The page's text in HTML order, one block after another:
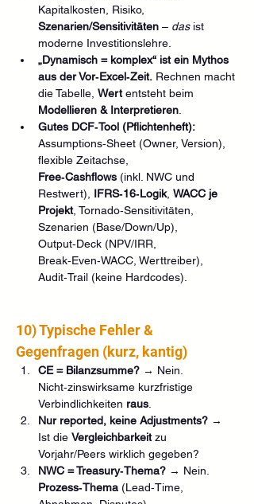
Kapitalkosten, Risiko,
Szenarien/Sensitivitäten – das ist
moderne Investitionslehre.
„Dynamisch = komplex“ ist ein Mythos
aus der Vor‑Excel‑Zeit. Rechnen macht
die Tabelle, Wert entsteht beim
Modellieren & Interpretieren
Gutes DCF‑Tool (Pflichtenheft):
Assumptions‑Sheet (Owner, Version),
flexible Zeitachse,
Free‑Cashflows (inkl. NWC und
Restwert), IFRS‑16‑Logik, WACC je
Projekt, Tornado‑Sensitivitäten,
Szenarien (Base/Down/Up),
Output‑Deck (NPV/IRR,
Break‑Even‑WACC, Werttreiber),
Audit‑Trail (keine Hardcodes).
10) Typische Fehler &
Gegenfragen (kurz, kantig)
CE = Bilanzsumme? → Nein.
Nicht‑zinswirksame kurzfristige
Verbindlichkeiten raus
Nur reported, keine Adjustments? →
Ist die Vergleichbarkeit zu
Vorjahr/Peers wirklich gegeben?
NWC = Treasury‑Thema? → Nein.
Prozess‑Thema (Lead‑Time,